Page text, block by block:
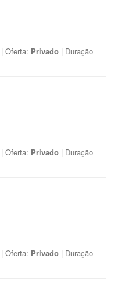
| Oferta: Privado | Duração
| Oferta: Privado | Duração
| Oferta: Privado | Duração